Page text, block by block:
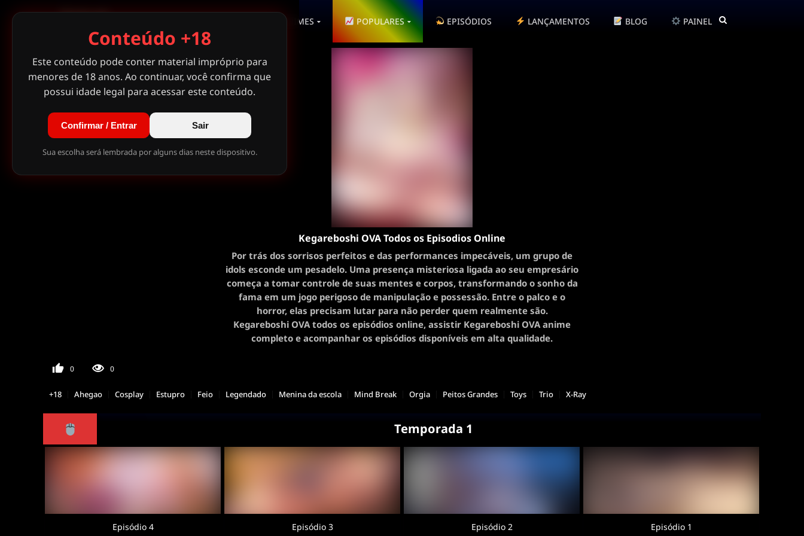
ANIMES POPULARES EPISÓDIOS LANÇAMENTOS BLOG PAINEL
Kegareboshi OVA Todos os Episodios Online
Por trás dos sorrisos perfeitos e das performances impecáveis, um grupo de
idols esconde um pesadelo. Uma presença misteriosa ligada ao seu empresário
começa a tomar controle de suas mentes e corpos, transformando o sonho da
fama em um jogo perigoso de manipulação e possessão. Entre o palco e o
horror, elas precisam lutar para não perder quem realmente são.
Kegareboshi OVA todos os episódios online, assistir Kegareboshi OVA anime
completo e acompanhar os episódios disponíveis em alta qualidade.
0 0
+18 Ahegao Cosplay Estupro Feio Legendado Menina da escola Mind Break Orgia Peitos Grandes Toys Trio X-Ray
Temporada 1
Episódio 4 Episódio 3 Episódio 2 Episódio 1
Conteúdo +18
Este conteúdo pode conter material impróprio para
menores de 18 anos. Ao continuar, você confirma que
possui idade legal para acessar este conteúdo.
Confirmar / Entrar Sair
Sua escolha será lembrada por alguns dias neste dispositivo.